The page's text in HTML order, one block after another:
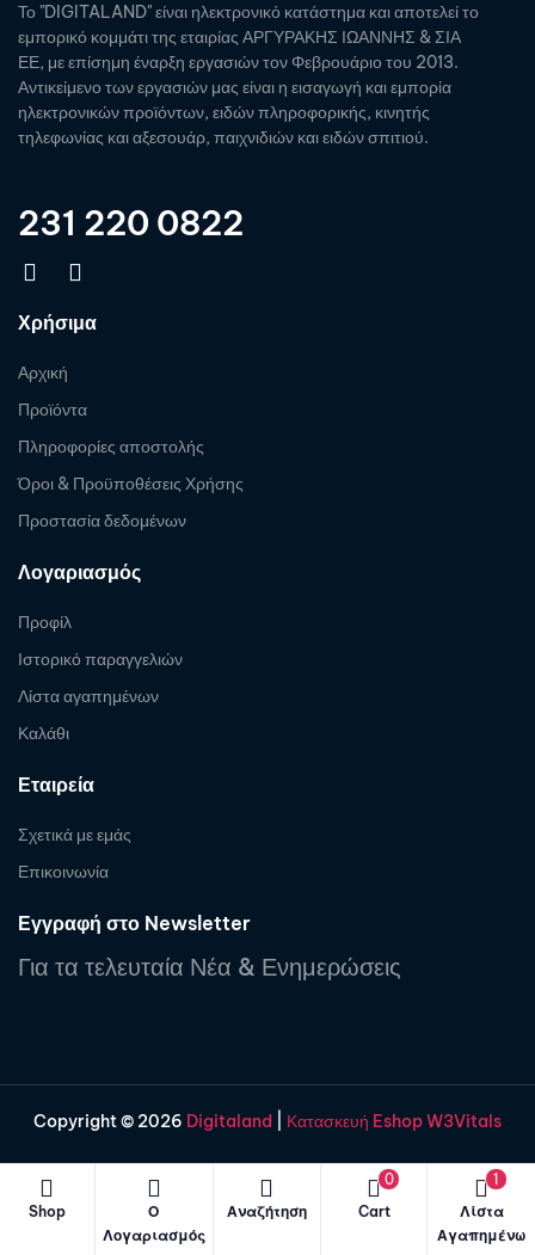
Shop
Ο
Λογαριασμός
Αναζήτηση Cart
0
Λίστα
Αγαπημένω
1
Το "DIGITALAND" είναι ηλεκτρονικό κατάστημα και αποτελεί το
εμπορικό κομμάτι της εταιρίας ΑΡΓΥΡΑΚΗΣ ΙΩΑΝΝΗΣ & ΣΙΑ
ΕΕ, με επίσημη έναρξη εργασιών τον Φεβρουάριο του 2013.
Αντικείμενο των εργασιών μας είναι η εισαγωγή και εμπορία
ηλεκτρονικών προϊόντων, ειδών πληροφορικής, κινητής
τηλεφωνίας και αξεσουάρ, παιχνιδιών και ειδών σπιτιού.
231 220 0822
Χρήσιμα
Αρχική
Προϊόντα
Πληροφορίες αποστολής
Όροι & Προϋποθέσεις Χρήσης
Προστασία δεδομένων
Λογαριασμός
Προφίλ
Ιστορικό παραγγελιών
Λίστα αγαπημένων
Καλάθι
Εταιρεία
Σχετικά με εμάς
Επικοινωνία
Εγγραφή στο Newsletter
Για τα τελευταία Νέα & Ενημερώσεις
Copyright © 2026 Digitaland Κατασκευή Eshop W3Vitals